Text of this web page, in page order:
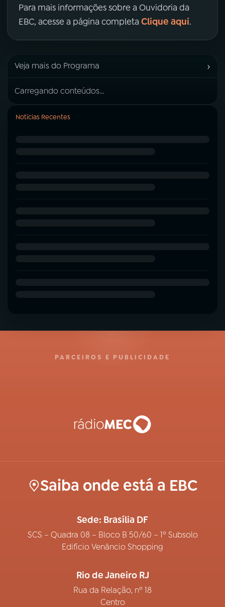
Para mais informações sobre a Ouvidoria da
EBC, acesse a página completa Clique aqui.
Veja mais do Programa ›
Carregando conteúdos...
Notícias Recentes
PARCEIROS E PUBLICIDADE
Saiba onde está a EBC
Sede: Brasília DF
SCS – Quadra 08 – Bloco B 50/60 – 1º Subsolo
Edifício Venâncio Shopping
Rio de Janeiro RJ
Rua da Relação, nº 18
Centro